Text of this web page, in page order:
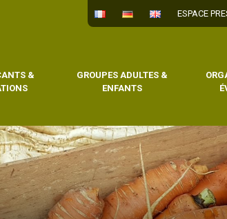
ESPACE
&
GROUPES ADULTES &
ENFANTS